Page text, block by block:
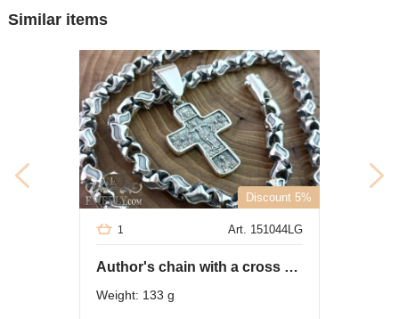
Similar items
Discount 5%
Art. 151044LG
1
Author's chain with a cross of silver
Weight: 133 g